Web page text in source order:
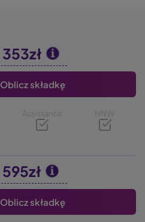
353zł
Oblicz składkę
Assistance NNW
595zł
Oblicz składkę